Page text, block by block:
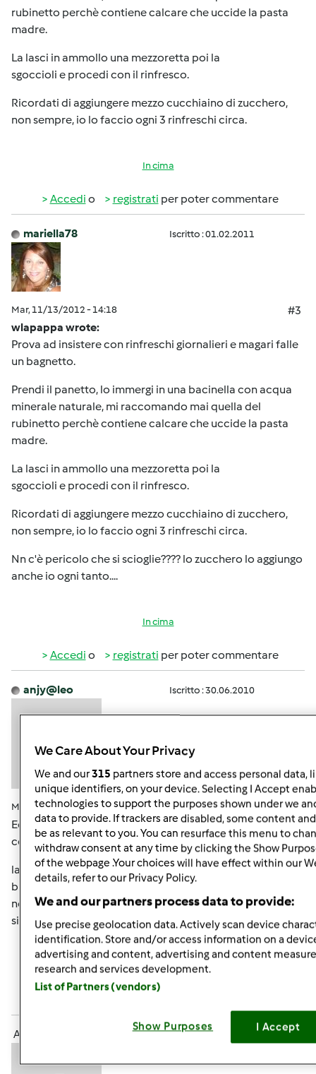
rubinetto perchè contiene calcare che uccide la pasta
madre.
La lasci in ammollo una mezzoretta poi la
sgoccioli e procedi con il rinfresco.
Ricordati di aggiungere mezzo cucchiaino di zucchero,
non sempre, io lo faccio ogni 3 rinfreschi circa.
In cima
Accedi o registrati per poter commentare
mariella78 Iscritto : 01.02.2011
Mar, 11/13/2012 - 14:18
#3
wlapappa wrote:
Prova ad insistere con rinfreschi giornalieri e magari falle
un bagnetto.
Prendi il panetto, lo immergi in una bacinella con acqua
minerale naturale, mi raccomando mai quella del
rubinetto perchè contiene calcare che uccide la pasta
madre.
La lasci in ammollo una mezzoretta poi la
sgoccioli e procedi con il rinfresco.
Ricordati di aggiungere mezzo cucchiaino di zucchero,
non sempre, io lo faccio ogni 3 rinfreschi circa.
Nn c'è pericolo che si scioglie???? lo zucchero lo aggiungo
anche io ogni tanto....
In cima
Accedi o registrati per poter commentare
anjy@leo Iscritto : 30.06.2010
Mar, 11/13/2012 - 11:31
#4
Ed eccomi a testimoniare che lo spaccio
continua...questa volta Milano su Milano...
la povera centenaria ha vissuto momenti
burrascosi...sembrava in mano a Darla (di alla ricerca di
nemo) che urlava....pesciolino pesciolino!!!! ora è al
sicuro...
In cima
Anonimo (non verificato)
We Care About Your Privacy
We and our315 partners store and access personal data,
unique identifiers, on your device. Selecting I Accept
technologies to support the purposes shown under we
data to provide. If trackers are disabled, some content
be as relevant to you. You can resurface this menu to
withdraw consent at any time by clicking the Show
of the webpage .Your choices will have effect within our
details, refer to our Privacy Policy.
We and our partners process data to provide:
Use precise geolocation data. Actively scan device
identification. Store and/or access information on a
advertising and content, advertising and content
research and services development.
List of Partners (vendors)
Show Purposes I Accept